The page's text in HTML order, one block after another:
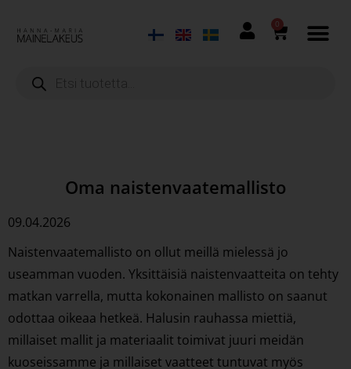
0
Oma naistenvaatemallisto
09.04.2026
Naistenvaatemallisto on ollut meillä mielessä jo
useamman vuoden. Yksittäisiä naistenvaatteita on tehty
matkan varrella, mutta kokonainen mallisto on saanut
odottaa oikeaa hetkeä. Halusin rauhassa miettiä,
millaiset mallit ja materiaalit toimivat juuri meidän
kuoseissamme ja millaiset vaatteet tuntuvat myös